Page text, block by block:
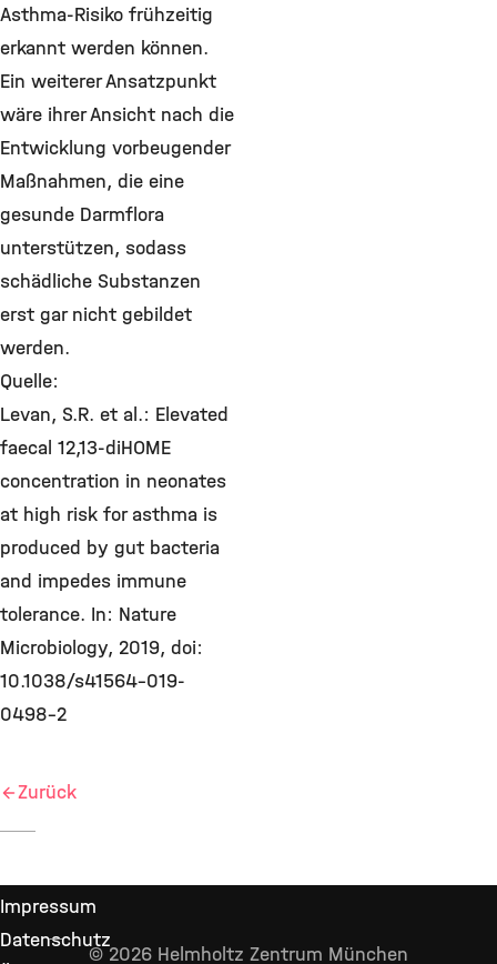
Asthma-Risiko frühzeitig
erkannt werden können.
Ein weiterer Ansatzpunkt
wäre ihrer Ansicht nach die
Entwicklung vorbeugender
Maßnahmen, die eine
gesunde Darmflora
unterstützen, sodass
schädliche Substanzen
erst gar nicht gebildet
werden.
Quelle:
Levan, S.R. et al.: Elevated
faecal 12,13-diHOME
concentration in neonates
at high risk for asthma is
produced by gut bacteria
and impedes immune
tolerance. In: Nature
Microbiology, 2019, doi:
10.1038/s41564-019-
0498-2
Zurück